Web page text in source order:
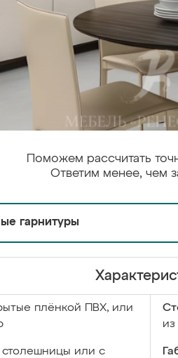
Поможем рассчитать
Ответим менее, чем
гарнитуры
плёнкой ПВХ, или
или с